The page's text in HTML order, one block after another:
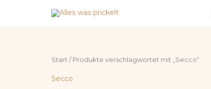
Start / Produkte verschlagwortet mit „Secco“
Secco